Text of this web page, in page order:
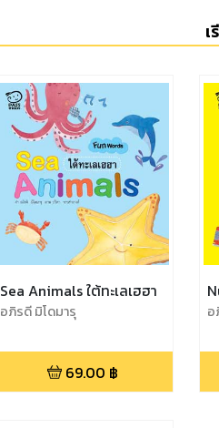
Sea Animals ใต้ทะเลเฮฮา
อภิรดี มิโดมารุ
69.00 ฿
อ